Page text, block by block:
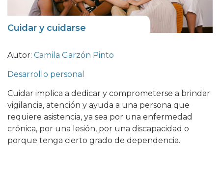
Cuidar y cuidarse
Autor: Camila Garzón Pinto
Desarrollo personal
Cuidar implica a dedicar y comprometerse a brindar
vigilancia, atención y ayuda a una persona que
requiere asistencia, ya sea por una enfermedad
crónica, por una lesión, por una discapacidad o
porque tenga cierto grado de dependencia.